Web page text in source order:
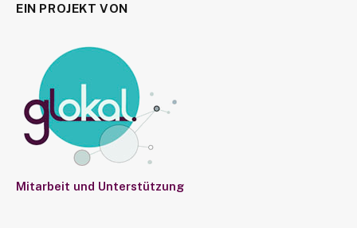
EIN PROJEKT VON
Mitarbeit und Unterstützung